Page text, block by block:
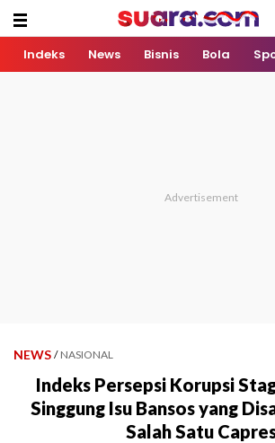
Indeks News Bisnis Bola
NEWS / NASIONAL
Indeks Persepsi Korupsi
Singgung Isu Bansos yang
Salah Satu